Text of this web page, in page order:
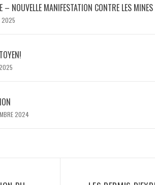
– NOUVELLE MANIFESTATION CONTRE LES MINES
2025
2024